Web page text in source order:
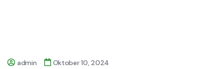
admin Oktober 10, 2024